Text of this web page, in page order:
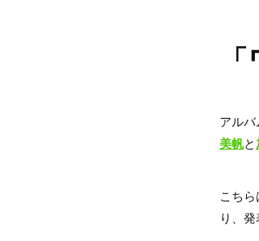
アル
美帆と
こち
り、